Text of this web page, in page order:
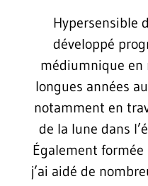
Hypersensible
développé
médiumnique en
longues années
notamment en
de la lune dans
Également
j’ai aidé de